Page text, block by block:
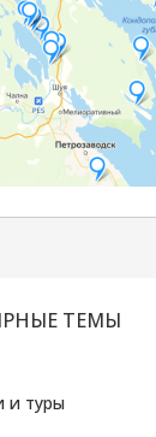
ТЕМЫ
и туры